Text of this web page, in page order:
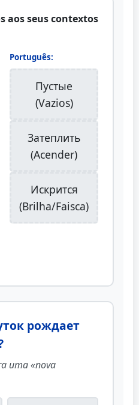
aos seus contextos
Português:
Пустые
(Vazios)
Затеплить
(Acender)
Искрится
(Brilha/Faisca)
рождает
uma «nova